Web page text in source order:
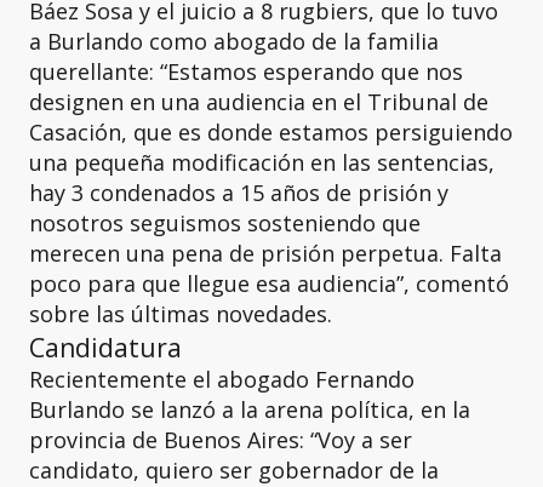
Báez Sosa y el juicio a 8 rugbiers, que lo tuvo
a Burlando como abogado de la familia
querellante: “Estamos esperando que nos
designen en una audiencia en el Tribunal de
Casación, que es donde estamos persiguiendo
una pequeña modificación en las sentencias,
hay 3 condenados a 15 años de prisión y
nosotros seguismos sosteniendo que
merecen una pena de prisión perpetua. Falta
poco para que llegue esa audiencia”, comentó
sobre las últimas novedades.
Candidatura
Recientemente el abogado Fernando
Burlando se lanzó a la arena política, en la
provincia de Buenos Aires: “Voy a ser
candidato, quiero ser gobernador de la